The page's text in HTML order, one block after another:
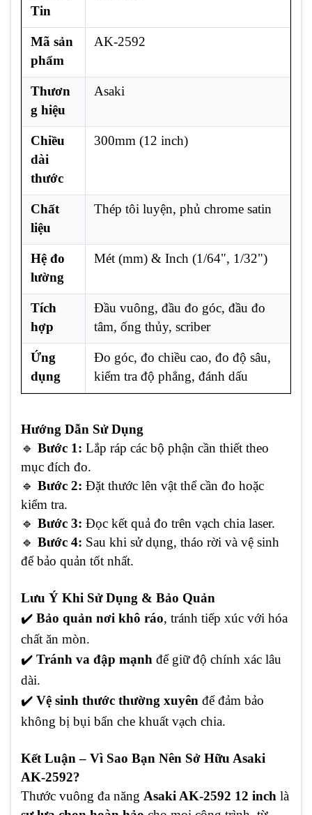
Tin
Mã sản
phẩm
AK-2592
Thươn
g hiệu
Asaki
Chiều
dài
thước
300mm (12 inch)
Chất
liệu
Thép tôi luyện, phủ chrome satin
Hệ đo
lường
Mét (mm) & Inch (1/64", 1/32")
Tích
hợp
Đầu vuông, đầu đo góc, đầu đo
tâm, ống thủy, scriber
Ứng
dụng
Đo góc, đo chiều cao, đo độ sâu,
kiểm tra độ phẳng, đánh dấu
Hướng Dẫn Sử Dụng
🔹 Bước 1: Lắp ráp các bộ phận cần thiết theo
mục đích đo.
🔹 Bước 2: Đặt thước lên vật thể cần đo hoặc
kiểm tra.
🔹 Bước 3: Đọc kết quả đo trên vạch chia laser.
🔹 Bước 4: Sau khi sử dụng, tháo rời và vệ sinh
để bảo quản tốt nhất.
Lưu Ý Khi Sử Dụng & Bảo Quản
✔ Bảo quản nơi khô ráo, tránh tiếp xúc với hóa
chất ăn mòn.
✔ Tránh va đập mạnh để giữ độ chính xác lâu
dài.
✔ Vệ sinh thước thường xuyên để đảm bảo
không bị bụi bẩn che khuất vạch chia.
Kết Luận – Vì Sao Bạn Nên Sở Hữu Asaki
AK-2592?
Thước vuông đa năng Asaki AK-2592 12 inch là